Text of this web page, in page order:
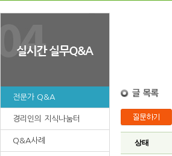
전문가 Q&A
경리인의 지식나눔터
Q&A사례 상태